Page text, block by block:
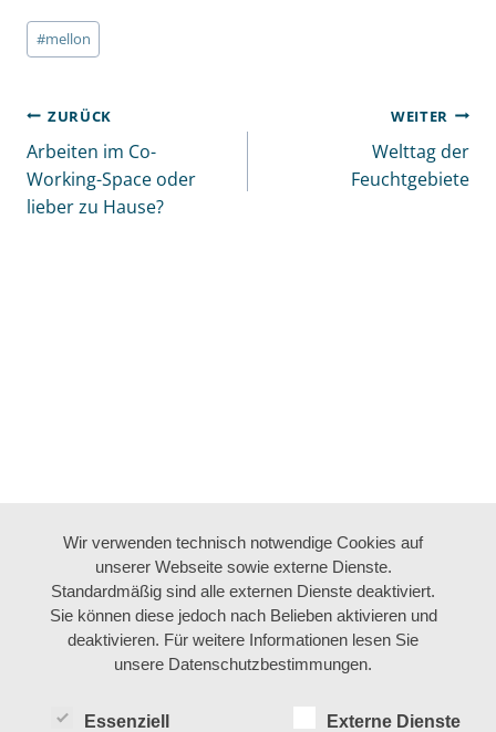
Schlagworte:
#mellon
BEITRAGSNAVIGATION
ZURÜCK
Arbeiten im Co-
Working-Space oder
lieber zu Hause?
WEITER
Welttag der
Feuchtgebiete
Wir verwenden technisch notwendige Cookies auf
unserer Webseite sowie externe Dienste.
Standardmäßig sind alle externen Dienste deaktiviert.
Sie können diese jedoch nach Belieben aktivieren und
deaktivieren. Für weitere Informationen lesen Sie
unsere Datenschutzbestimmungen.
Essenziell Externe Dienste